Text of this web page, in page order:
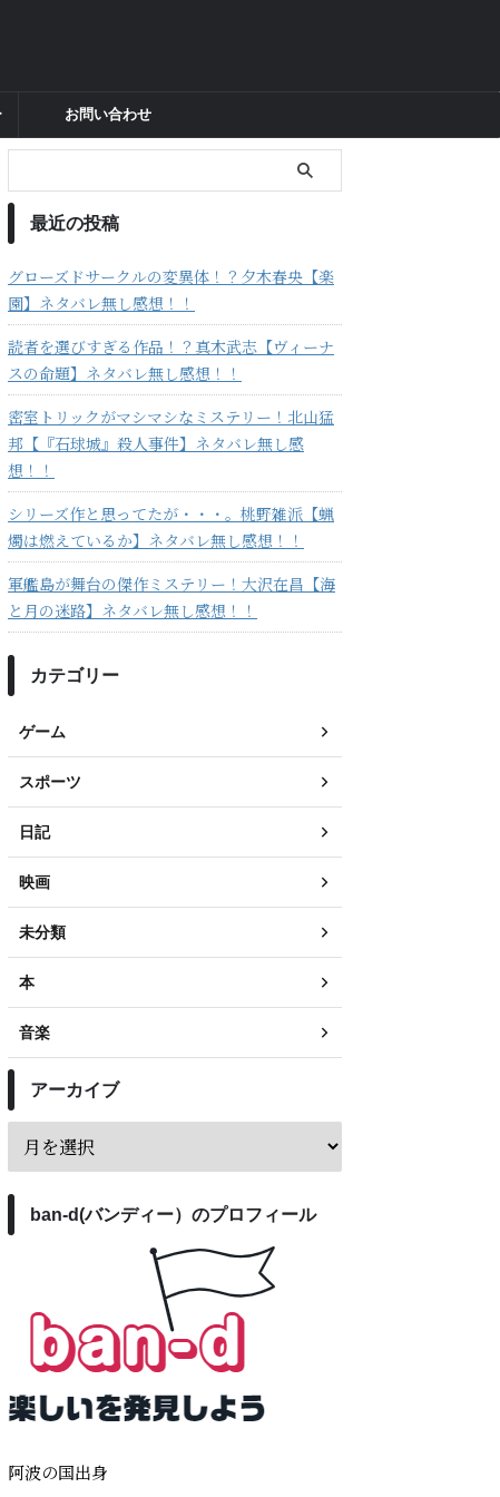
お問い合わせ
最近の投稿
グローズドサークルの変異体！？夕木春央【楽
園】ネタバレ無し感想！！
読者を選びすぎる作品！？真木武志【ヴィーナ
スの命題】ネタバレ無し感想！！
密室トリックがマシマシなミステリー！北山猛
邦【『石球城』殺人事件】ネタバレ無し感
想！！
シリーズ作と思ってたが・・・。桃野雑派【蝋
燭は燃えているか】ネタバレ無し感想！！
軍艦島が舞台の傑作ミステリー！大沢在昌【海
と月の迷路】ネタバレ無し感想！！
カテゴリー
ゲーム
スポーツ
日記
映画
未分類
本
音楽
アーカイブ
ban-d(バンディー）のプロフィール
阿波の国出身